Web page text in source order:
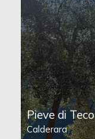
Pieve di Teco
Calderara